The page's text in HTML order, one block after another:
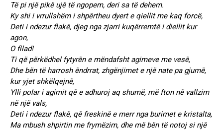
Të pi një pikë ujë të ngopem, deri sa të dehem.
Ky shi i vrrullshëm i shpërtheu dyert e qiellit me kaq forcë,
Deti i ndezur flakë, djeg nga zjarri kuqërremtë i diellit kur
agon,
O fllad!
Ti që përkëdhel fytyrën e mëndafsht agimeve me vesë,
Dhe bën të harrosh ëndrrat, zhgënjimet e një nate pa gjumë,
kur yjet shkëlqejnë,
Ylli polar i agimit që e adhuroj aq shumë, më fton në vallzim
në një vals,
Deti i ndezur flakë, që freskinë e merr nga burimet e kristalta,
Ma mbush shpirtin me frymëzim, dhe më bën të notoj si një